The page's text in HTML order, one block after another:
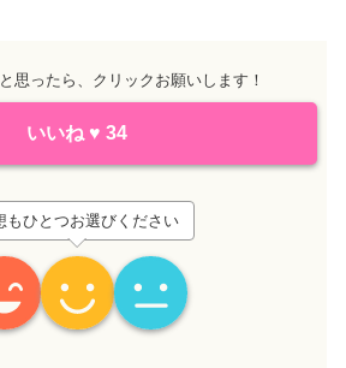
思ったら、クリックお願いします！
いいね ♥ 34
もひとつお選びください